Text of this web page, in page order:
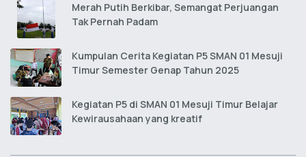
Merah Putih Berkibar, Semangat Perjuangan
Tak Pernah Padam
Kumpulan Cerita Kegiatan P5 SMAN 01 Mesuji
Timur Semester Genap Tahun 2025
Kegiatan P5 di SMAN 01 Mesuji Timur Belajar
Kewirausahaan yang kreatif